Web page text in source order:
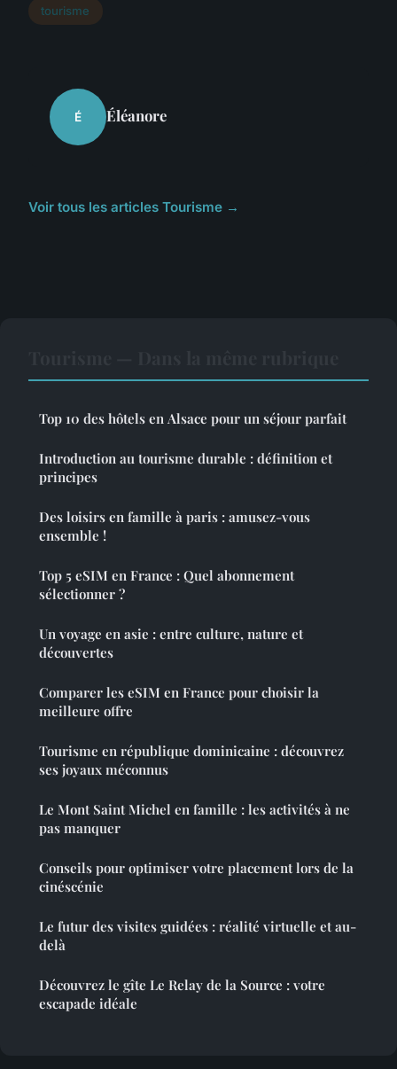
tourisme
É Éléanore
Voir tous les articles Tourisme →
Top 10 des hôtels en Alsace pour un séjour parfait
Introduction au tourisme durable : définition et
principes
Des loisirs en famille à paris : amusez-vous
ensemble !
Top 5 eSIM en France : Quel abonnement
sélectionner ?
Un voyage en asie : entre culture, nature et
découvertes
Comparer les eSIM en France pour choisir la
meilleure offre
Tourisme en république dominicaine : découvrez
ses joyaux méconnus
Le Mont Saint Michel en famille : les activités à ne
pas manquer
Conseils pour optimiser votre placement lors de la
cinéscénie
Le futur des visites guidées : réalité virtuelle et au-
delà
Découvrez le gîte Le Relay de la Source : votre
escapade idéale